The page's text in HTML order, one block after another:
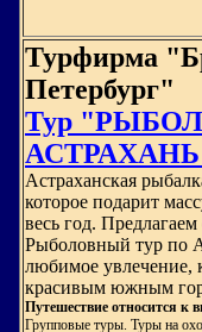
Турфирма
Петербург"
Тур
АСТРАХАНЬ
Астраханская
которое подарит
весь год.
Рыболовный тур по
любимое увлечение,
красивым южным
Путешествие относится к
Групповые туры. Туры на